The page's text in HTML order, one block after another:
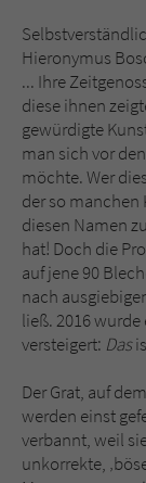
Hieronymus
... Ihre
diese ihnen
gewürdigte
man sich vor
möchte. Wer
der so manchen
diesen Namen
hat! Doch die
auf jene 90
nach
ließ. 2016 wurde
versteigert: Das
Der Grat, auf
werden einst
verbannt, weil
unkorrekte,